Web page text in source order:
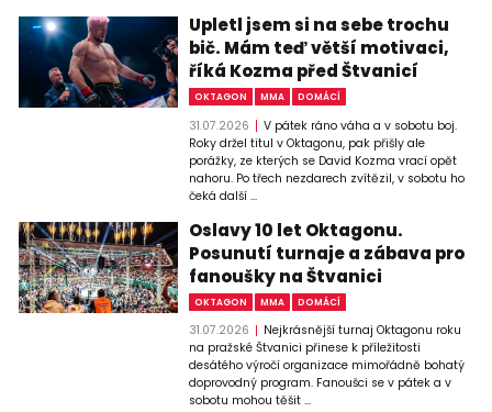
Upletl jsem si na sebe trochu
bič. Mám teď větší motivaci,
říká Kozma před Štvanicí
OKTAGON MMA DOMÁCÍ
31.07.2026
V pátek ráno váha a v sobotu boj.
Roky držel titul v Oktagonu, pak přišly ale
porážky, ze kterých se David Kozma vrací opět
nahoru. Po třech nezdarech zvítězil, v sobotu ho
čeká další ...
Oslavy 10 let Oktagonu.
Posunutí turnaje a zábava pro
fanoušky na Štvanici
OKTAGON MMA DOMÁCÍ
31.07.2026
Nejkrásnější turnaj Oktagonu roku
na pražské Štvanici přinese k příležitosti
desátého výročí organizace mimořádně bohatý
doprovodný program. Fanoušci se v pátek a v
sobotu mohou těšit ...